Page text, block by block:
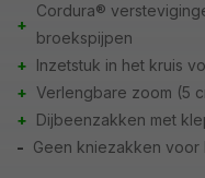
+
Cordura®
broekspijpen
+ Inzetstuk in het kruis
+ Verlengbare zoom (5
+ Dijbeenzakken met
- Geen kniezakken voor